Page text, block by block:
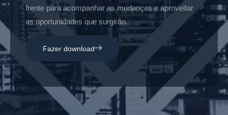
frente para acompanhar as mudanças e aproveitar
as oportunidades que surgirão.
Fazer download